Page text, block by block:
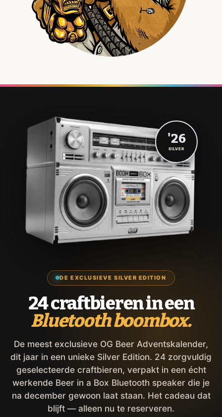
DE EXCLUSIEVE SILVER EDITION
24 craftbieren in een
Bluetooth boombox.
De meest exclusieve OG Beer Adventskalender,
dit jaar in een unieke Silver Edition. 24 zorgvuldig
geselecteerde craftbieren, verpakt in een écht
werkende Beer in a Box Bluetooth speaker die je
na december gewoon laat staan. Het cadeau dat
blijft — alleen nu te reserveren.
'26
SILVER